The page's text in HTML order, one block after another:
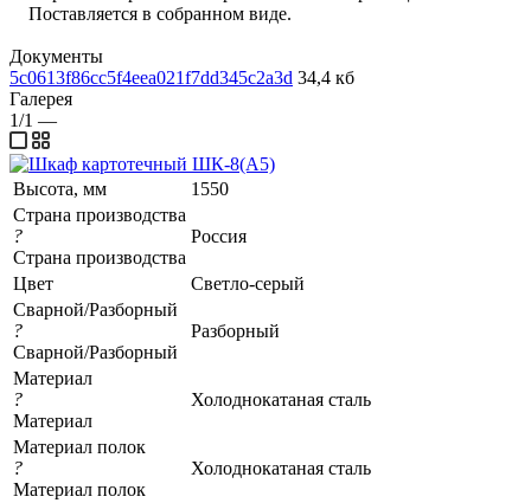
Поставляется в собранном виде.
Документы
5c0613f86cc5f4eea021f7dd345c2a3d 34,4 кб
Галерея
1/1 —
Высота, мм
1550
Страна производства
?
Страна производства
Россия
Цвет
Светло-серый
Сварной/Разборный
?
Сварной/Разборный
Разборный
Материал
?
Материал
Холоднокатаная сталь
Материал полок
?
Материал полок
Холоднокатаная сталь